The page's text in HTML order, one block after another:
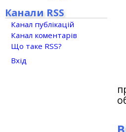
Канали RSS
Канал публікацій
Канал коментарів
Що таке RSS?
Вхід